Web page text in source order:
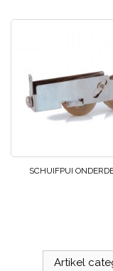
SCHUIFPUI
Artikel